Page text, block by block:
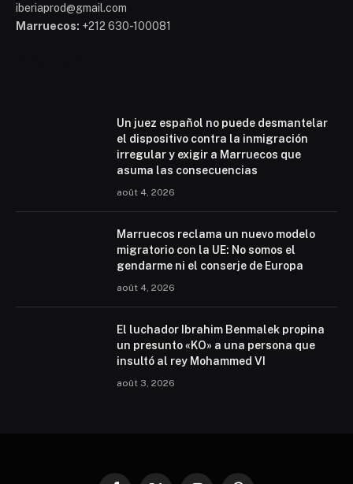
iberiaprod@gmail.com
Marruecos: +212 630-100081
Un juez español no puede desmantelar
el dispositivo contra la inmigración
irregular y exigir a Marruecos que
asuma las consecuencias
août 4, 2026
Marruecos reclama un nuevo modelo
migratorio con la UE: No somos el
gendarme ni el conserje de Europa
août 4, 2026
El luchador Ibrahim Benmalek propina
un presunto «KO» a una persona que
insultó al rey Mohammed VI
août 3, 2026